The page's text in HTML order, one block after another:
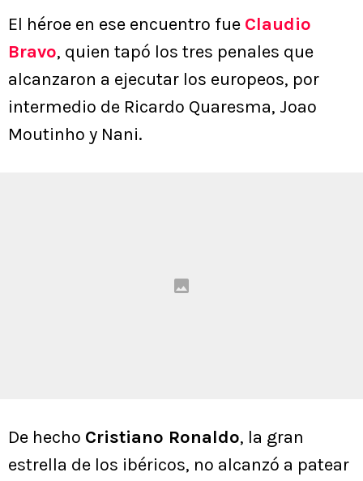
El héroe en ese encuentro fue Claudio
Bravo, quien tapó los tres penales que
alcanzaron a ejecutar los europeos, por
intermedio de Ricardo Quaresma, Joao
Moutinho y Nani.
De hecho Cristiano Ronaldo, la gran
estrella de los ibéricos, no alcanzó a patear